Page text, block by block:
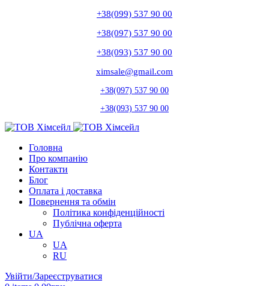
+38(099) 537 90 00
+38(097) 537 90 00
+38(093) 537 90 00
ximsale@gmail.com
+38(097) 537 90 00
+38(093) 537 90 00
Головна
Про компанію
Контакти
Блог
Оплата і доставка
Повернення та обмін
Політика конфіденційності
Публічна оферта
UA
UA
RU
Увійти/Зареєструватися